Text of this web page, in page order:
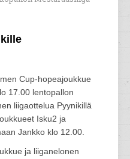
Cup-hopeajoukkue
17.00 lentopallon
liigaottelua Pyynikillä
Isku2 ja
Jankko klo 12.00.
ja liiganelonen